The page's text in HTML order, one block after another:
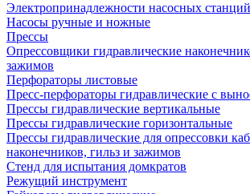
Электропринадлежности насосных станций
Насосы ручные и ножные
Прессы
Опрессовщики гидравлические
зажимов
Перфораторы листовые
Пресс-перфораторы гидравлические с
Прессы гидравлические вертикальные
Прессы гидравлические горизонтальные
Прессы гидравлические для опрессовки
наконечников, гильз и зажимов
Стенд для испытания домкратов
Режущий инструмент